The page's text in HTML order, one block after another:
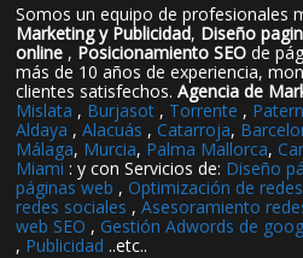
Somos un equipo de profesionales
Marketing y Publicidad, Diseño
online , Posicionamiento SEO de
más de 10 años de experiencia,
clientes satisfechos.Agencia de
Mislata , Burjasot , Torrente ,
Aldaya ,Alacuás , Catarroja,
Málaga, Murcia, Palma Mallorca,
Miami : y con Servicios de: Diseño
páginas web , Optimización de
redes sociales ,Asesoramiento
web SEO , Gestión Adwords de
, Publicidad ..etc..